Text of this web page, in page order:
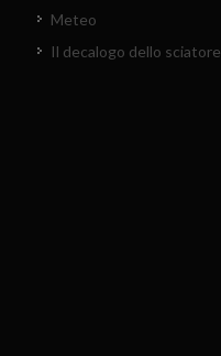
Meteo
Il decalogo dello sciatore